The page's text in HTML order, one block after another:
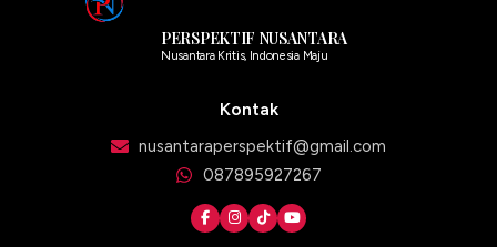
PERSPEKTIF NUSANTARA
Nusantara Kritis, Indonesia Maju
Kontak
nusantaraperspektif@gmail.com
087895927267